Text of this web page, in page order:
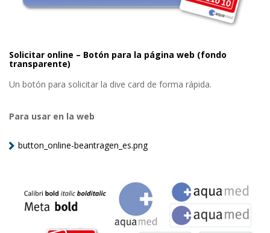
Solicitar online – Botón para la página web (fondo
transparente)
Un botón para solicitar la dive card de forma rápida.
Para usar en la web
button_online-beantragen_es.png